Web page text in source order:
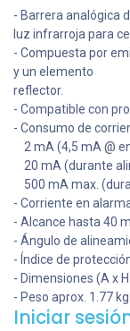
- Barrera analógica
luz infrarroja para
- Compuesta por
y un elemento
reflector.
- Compatible con
- Consumo de
2 mA (4,5 mA @
20 mA (durante
500 mA max.
- Corriente en
- Alcance hasta 40 m.
- Ángulo de
- Índice de
- Dimensiones (A x
- Peso aprox. 1.77 kg.
Iniciar